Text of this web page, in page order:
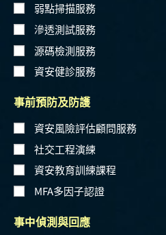
弱點掃描服務
滲透測試服務
源碼檢測服務
資安健診服務
事前預防及防護
資安風險評估顧問服務
社交工程演練
資安教育訓練課程
MFA多因子認證
事中偵測與回應